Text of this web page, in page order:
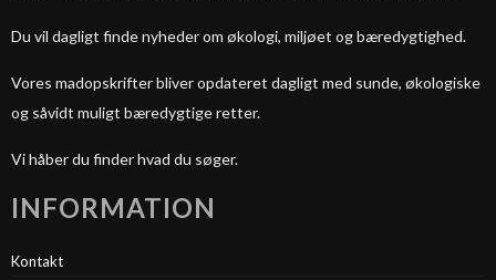
Du vil dagligt finde nyheder om økologi, miljøet og bæredygtighed.
Vores madopskrifter bliver opdateret dagligt med sunde, økologiske
og såvidt muligt bæredygtige retter.
Vi håber du finder hvad du søger.
INFORMATION
Kontakt